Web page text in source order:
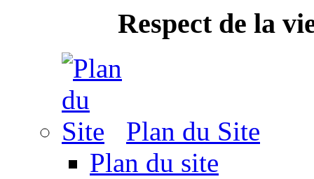
Respect de la
Plan du Site
Plan du site